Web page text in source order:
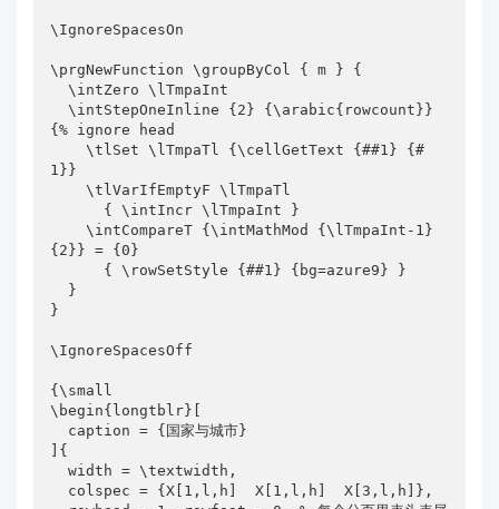
\IgnoreSpacesOn
\prgNewFunction \groupByCol { m } {
  \intZero \lTmpaInt
  \intStepOneInline {2} {\arabic{rowcount}}
{% ignore head
    \tlSet \lTmpaTl {\cellGetText {##1} {#
1}}
    \tlVarIfEmptyF \lTmpaTl
    \intCompareT {\intMathMod {\lTmpaInt-1}
{2}} = {0}
}
\IgnoreSpacesOff
{\small
\begin{longtblr}[
]{
  width = \textwidth,